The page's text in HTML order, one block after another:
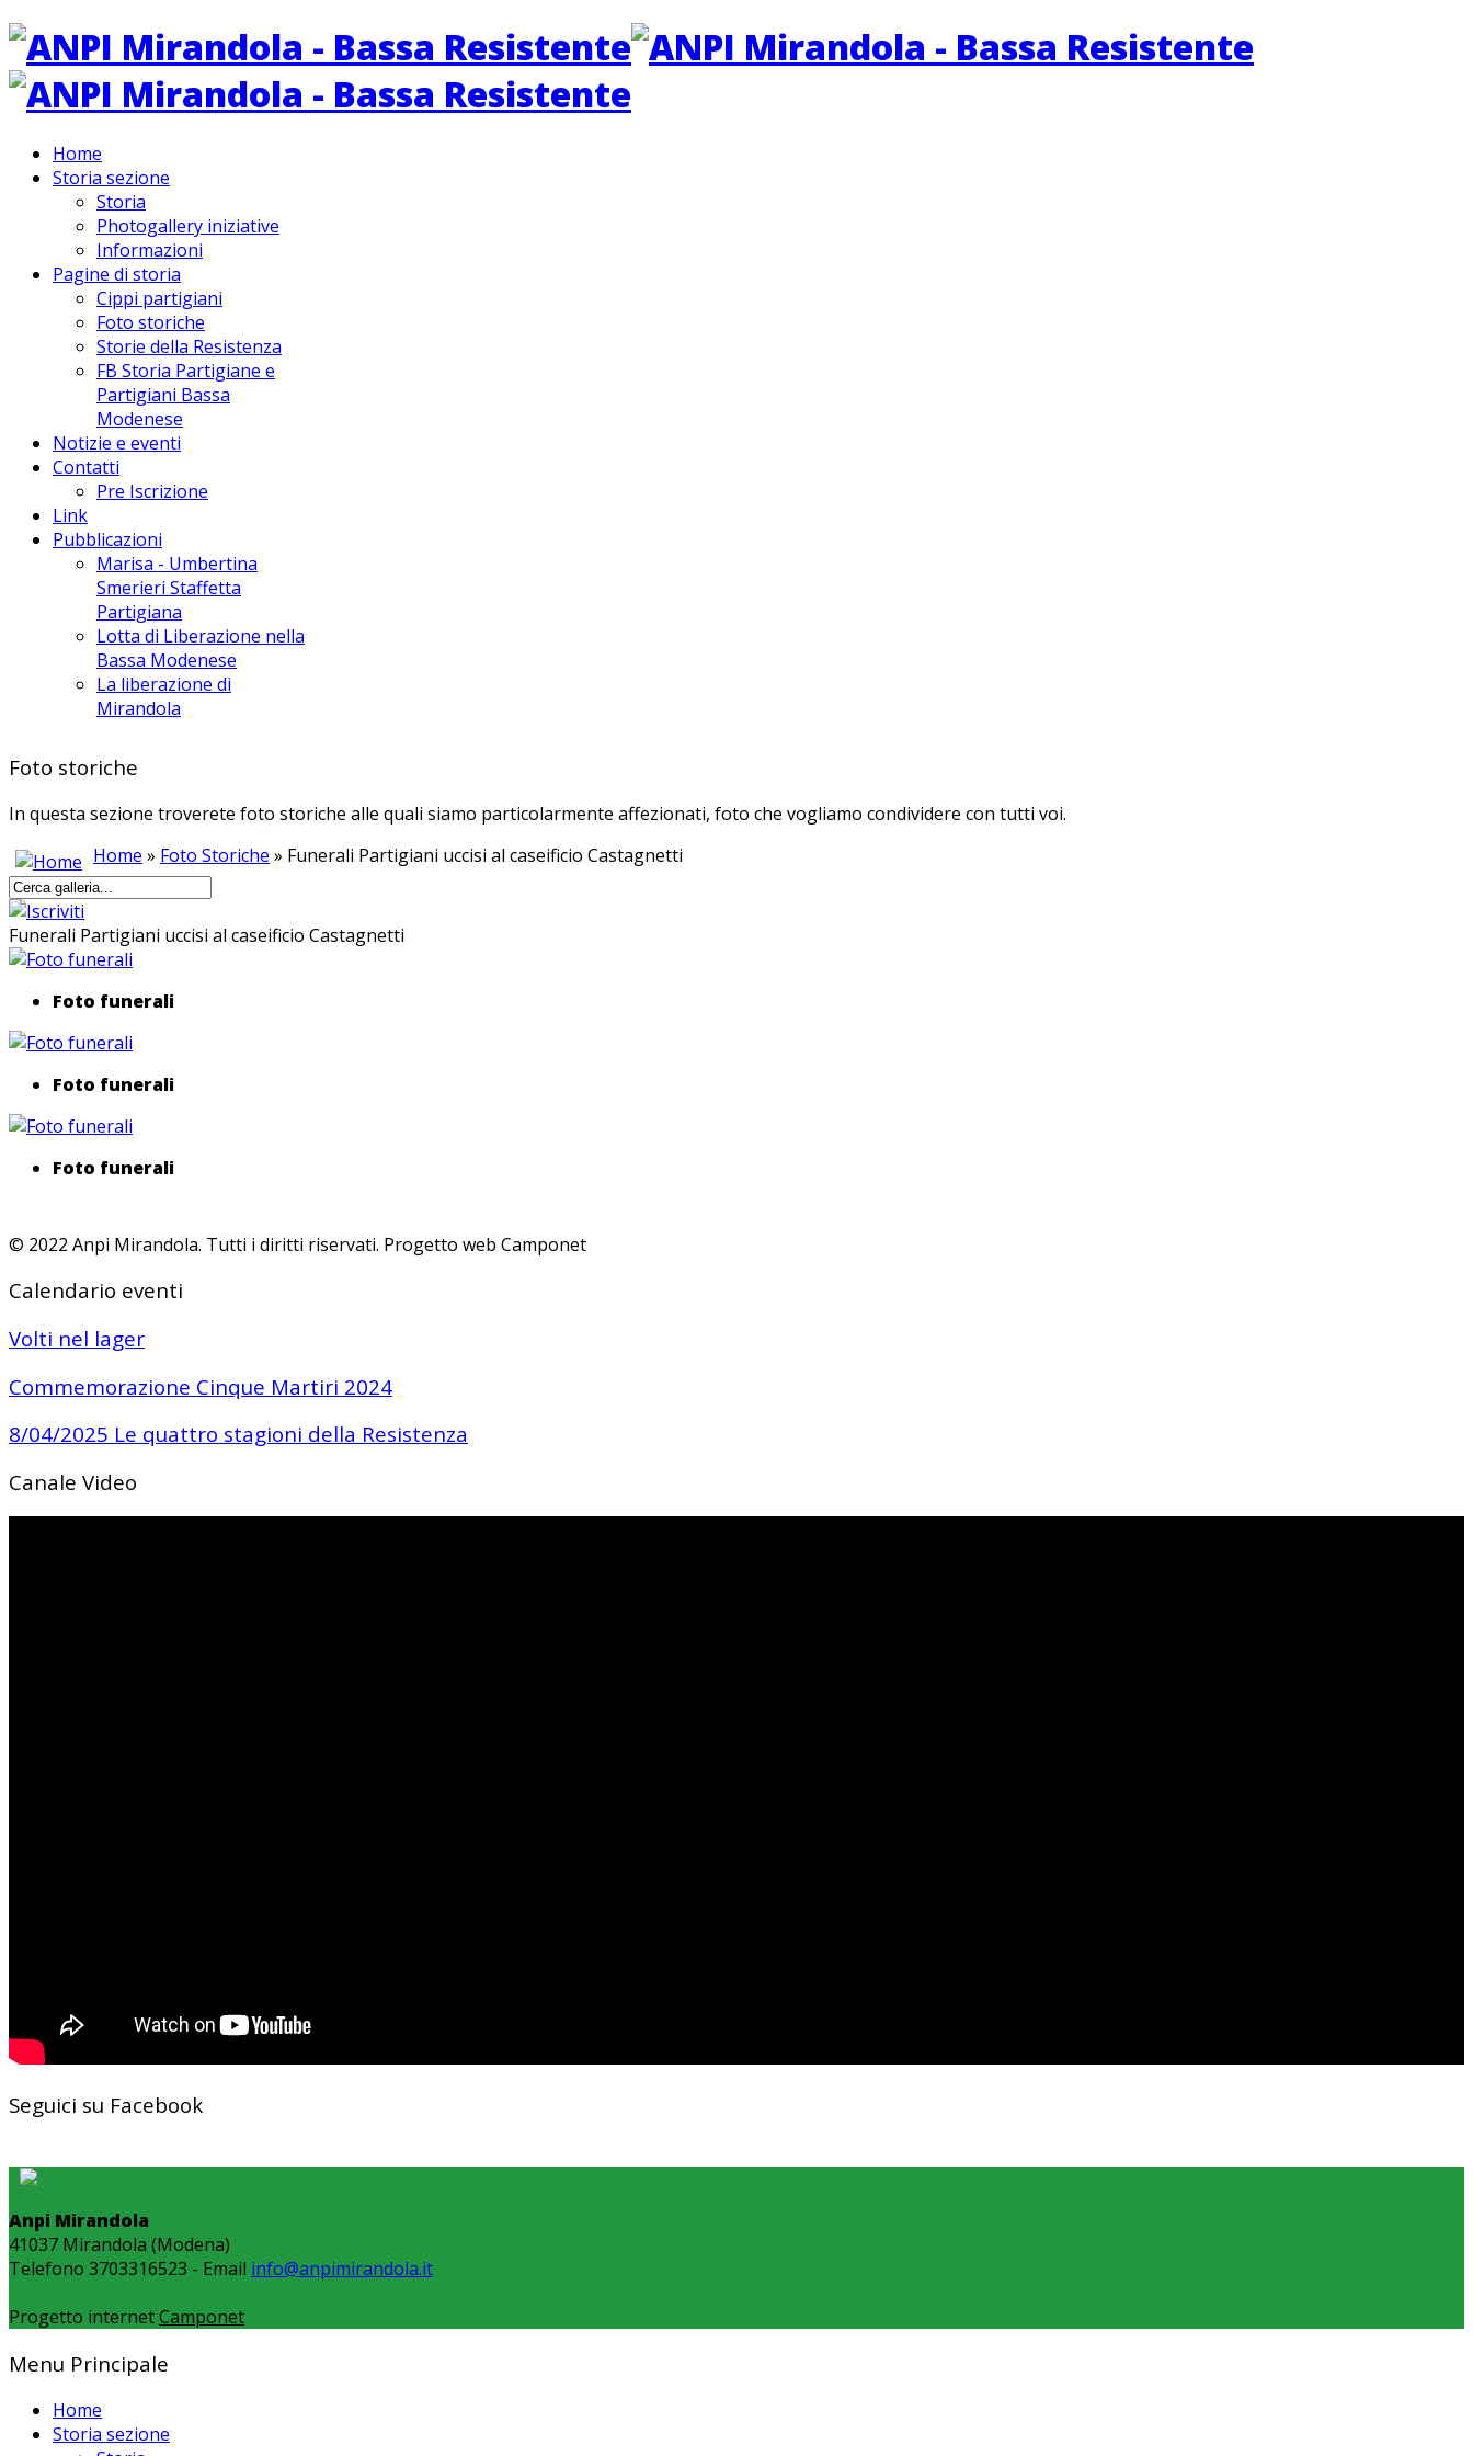
Home
Storia sezione
Storia
Photogallery iniziative
Informazioni
Pagine di storia
Cippi partigiani
Foto storiche
Storie della Resistenza
FB Storia Partigiane e
Partigiani Bassa
Modenese
Notizie e eventi
Contatti
Pre Iscrizione
Link
Pubblicazioni
Marisa - Umbertina
Smerieri Staffetta
Partigiana
Lotta di Liberazione nella
Bassa Modenese
La liberazione di
Mirandola
Foto storiche
In questa sezione troverete foto storiche alle quali siamo particolarmente affezionati, foto che vogliamo condividere con tutti voi.
Home » Foto Storiche » Funerali Partigiani uccisi al caseificio Castagnetti
Funerali Partigiani uccisi al caseificio Castagnetti
Foto funerali
Foto funerali
Foto funerali
© 2022 Anpi Mirandola. Tutti i diritti riservati. Progetto web Camponet
Calendario eventi
Volti nel lager
Commemorazione Cinque Martiri 2024
8/04/2025 Le quattro stagioni della Resistenza
Canale Video
Seguici su Facebook
Anpi Mirandola
41037 Mirandola (Modena)
Telefono 3703316523 - Email info@anpimirandola.it
Progetto internetCamponet
Menu Principale
Home
Storia sezione